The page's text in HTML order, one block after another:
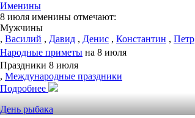
Именины
8 июля именины отмечают:
Мужчины
, Василий , Давид , Денис , Константин , Петр
Народные приметы на 8 июля
Праздники 8 июля
, Международные праздники
Подробнее
День рыбака